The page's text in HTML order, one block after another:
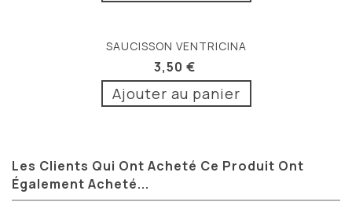
SAUCISSON VENTRICINA
3,50 €
Ajouter au panier
Les Clients Qui Ont Acheté Ce Produit Ont
Également Acheté...